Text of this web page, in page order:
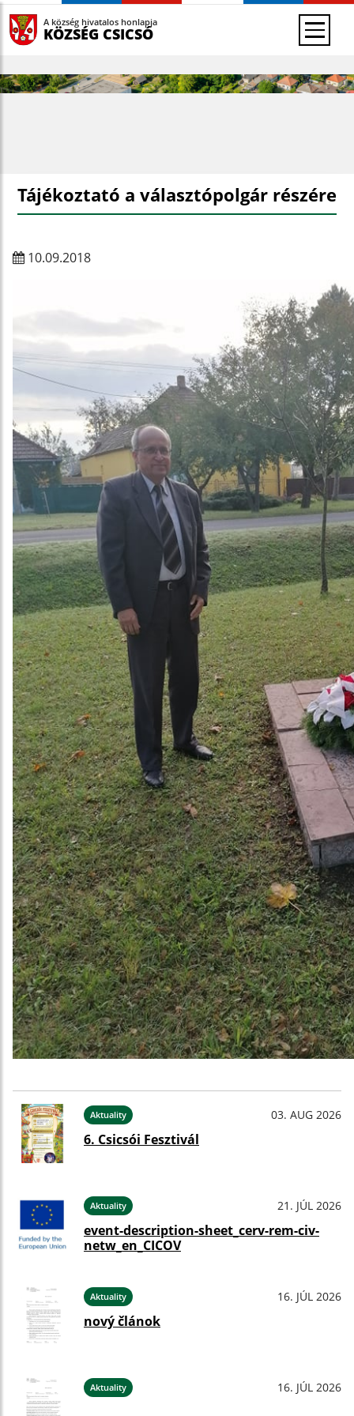
A község hivatalos honlapja
KÖZSÉG CSICSÓ
Tájékoztató a választópolgár részére
10.09.2018
Aktuality 03. AUG 2026
6. Csicsói Fesztivál
Aktuality 21. JÚL 2026
event-description-sheet_cerv-rem-civ-
netw_en_CICOV
Aktuality 16. JÚL 2026
nový článok
Aktuality 16. JÚL 2026